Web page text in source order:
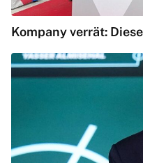
Kompany verrät: